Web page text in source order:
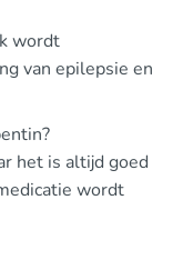
wordt
van epilepsie en
het is altijd goed
wordt